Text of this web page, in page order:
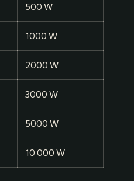
500 W
1000 W
2000 W
3000 W
5000 W
10 000 W